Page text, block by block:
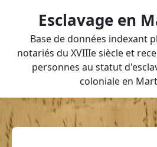
Esclavage en
Base de données indexant
notariés du XVIIIe siècle et
personnes au statut
coloniale en